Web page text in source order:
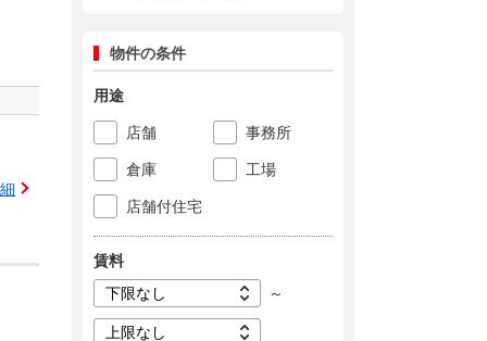
物件の条件
用途
店舗 事務所
倉庫 工場
店舗付住宅
賃料
～